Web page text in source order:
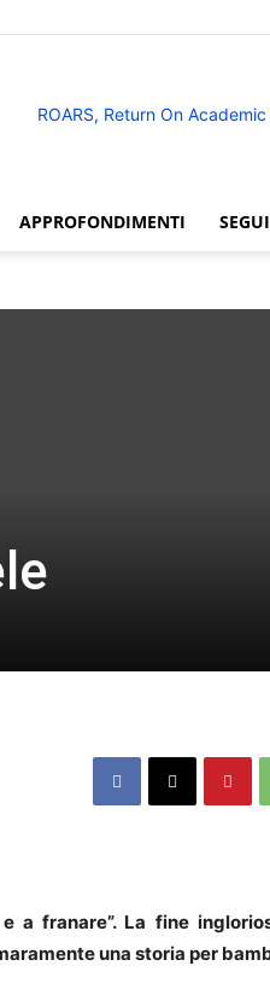
APPROFONDIMENTI
a franare”. La fine
una storia per